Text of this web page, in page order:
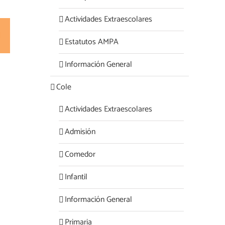
Actividades Extraescolares
Estatutos AMPA
Información General
Cole
Actividades Extraescolares
Admisión
Comedor
Infantil
Información General
Primaria